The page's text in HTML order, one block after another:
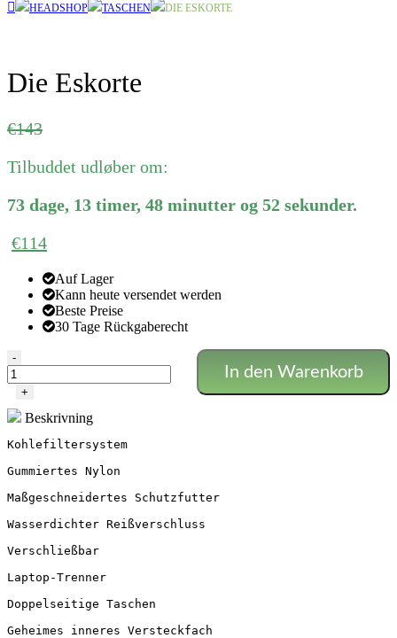
HEADSHOP TASCHEN DIE ESKORTE
Die Eskorte
Ursprünglicher
war:
€143Aktueller
ist:
Tilbuddet udløber om:
73 dage, 13 timer, 48 minutter og 52 sekunder.
€114
Auf Lager
Kann heute versendet werden
Beste Preise
30 Tage Rückgaberecht
Die
Eskorte
Menge
-
+
In den Warenkorb
Beskrivning
Kohlefiltersystem
Gummiertes Nylon
Maßgeschneidertes Schutzfutter
Wasserdichter Reißverschluss
Verschließbar
Laptop-Trenner
Doppelseitige Taschen
Geheimes inneres Versteckfach